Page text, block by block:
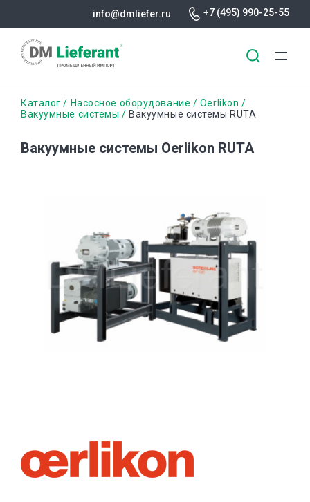
содержанию
info@dmliefer.ru +7 (495) 990-25-55
Строка
Каталог Насосное оборудование
Oerlikon
Вакуумные системы
Вакуумные системы RUTA
Вакуумные системы Oerlikon RUTA